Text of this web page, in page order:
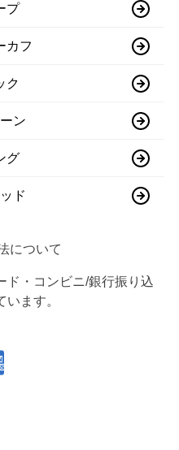
プ
カフ
ク
ン
グ
ド
について
ド・コンビニ/銀行振り込
ます。